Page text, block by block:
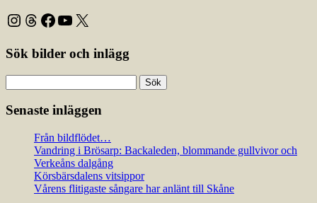
Instagram
Threads
Facebook
YouTube
X
Sök bilder och inlägg
efter:
Senaste inläggen
Från bildflödet…
Vandring i Brösarp: Backaleden, blommande gullvivor och
Verkeåns dalgång
Körsbärsdalens vitsippor
Vårens flitigaste sångare har anlänt till Skåne